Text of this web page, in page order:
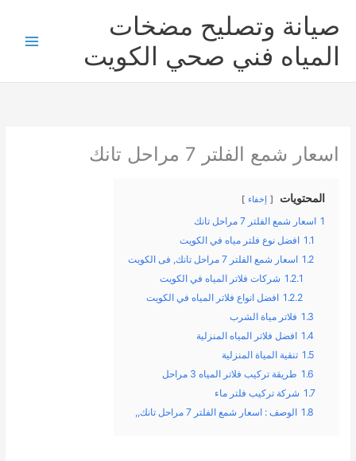
المحتوى
صيانة وتصليح مضخات
المياه فني صحي الكويت
اسعار شمع الفلتر 7 مراحل تانك
المحتويات إخفاء
1 اسعار شمع الفلتر 7 مراحل تانك
1.1 افضل نوع فلتر مياه في الكويت
1.2 اسعار شمع الفلتر 7 مراحل تانك, فى الكويت
1.2.1 شركات فلاتر المياه في الكويت
1.2.2 افضل انواع فلاتر المياه في الكويت
1.3 فلاتر مياة الشرب
1.4 افضل فلاتر المياه المنزلية
1.5 تنقية المياة المنزلية
1.6 طريقة تركيب فلاتر المياه 3 مراحل
1.7 شركة تركيب فلتر ماء
1.8 الوصف : اسعار شمع الفلتر 7 مراحل تانك,,